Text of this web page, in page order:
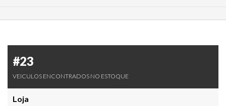
#23
VEICULOS ENCONTRADOS NO ESTOQUE
Loja